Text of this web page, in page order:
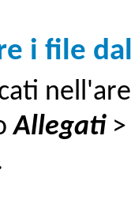
i file
Allegati>